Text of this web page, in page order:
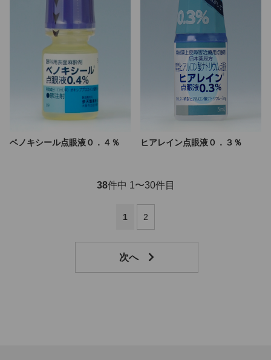
ベノキシール点眼液０．４％ ヒアレイン点眼液０．３％
38件中 1〜30件目
1 2